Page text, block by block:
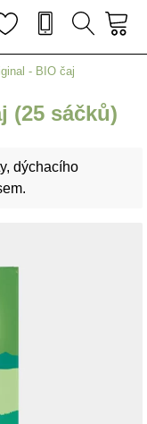
- BIO čaj
(25 sáčků)
dýchacího